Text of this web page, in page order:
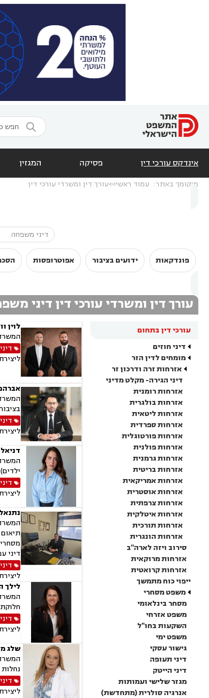

אינדקס עורכי דין פסיקה המגזין
מיקומך באתר: עמוד ראשי עורך דין ומשרדי עורכי דין
פונדקאות ידועים בציבור אפוטרופסות
עורך דין ומשרדי עורכי דין דיני
עורכי דין בתחום
דיני חוזים
מומחים לדין הזר
אזרחות זרה ודרכון זר
דיני הגירה- מקלט מדיני
אזרחות רומנית
אזרחות בולגרית
אזרחות ליטאית
אזרחות ספרדית
אזרחות פורטוגלית
אזרחות פולנית
אזרחות גרמנית
אזרחות בריטית
אזרחות אמריקאית
אזרחות אוסטרית
אזרחות צרפתית
אזרחות איטלקית
אזרחות תורכית
אזרחות הונגרית
סירוב ויזה לארה"ב
אזרחות מרוקאית
אזרחות קרואטית
ייפוי כוח מתמשך
משפט מסחרי
מסחר בינלאומי
משפט אזרחי
השקעות בחו"ל
משפט ימי
גישור עסקי
דיני תעופה
דיני הייטק
מגזר שלישי ועמותות
אנרגיה סולרית (מתחדשת)
לוין
דיני
לילך
שלג